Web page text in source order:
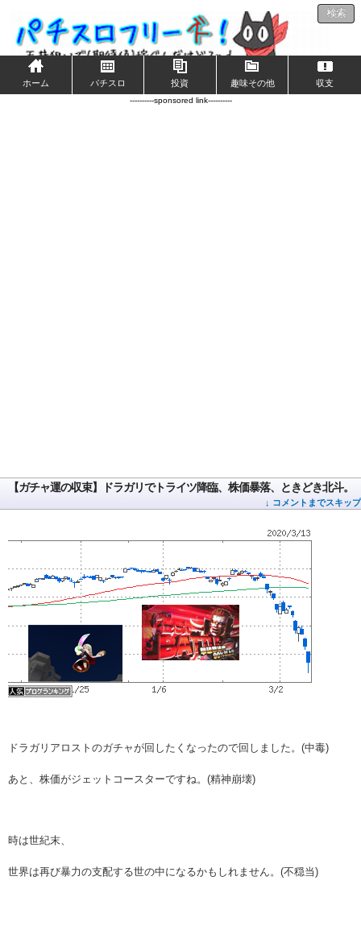
検索
ホーム パチスロ 投資 趣味その他 収支
----------sponsored link----------
【ガチャ運の収束】ドラガリでトライツ降臨、株価暴落、ときどき北斗。
↓ コメントまでスキップ
ドラガリアロストのガチャが回したくなったので回しました。(中毒)
あと、株価がジェットコースターですね。(精神崩壊)
時は世紀末、
世界は再び暴力の支配する世の中になるかもしれません。(不穏当)